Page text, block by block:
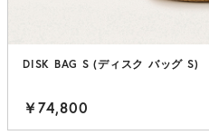
DISK BAG S (ディスク バッグ S)
￥74,800